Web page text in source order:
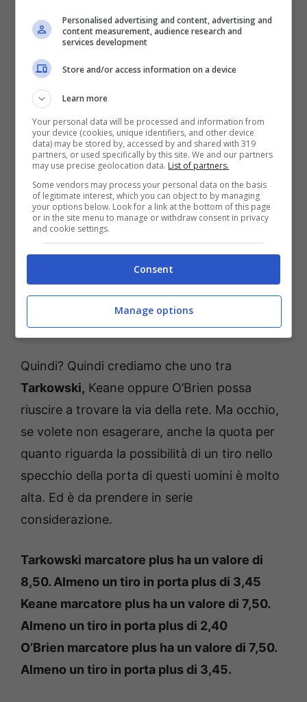
Con un Everton che come detto prima parte
con tutti i favori del pronostico, e con un
West Ham che nel corso di questa stagione
ha già preso sette gol direttamente su palle
inattive, crediamo fortemente che uno dei
centrali dei padroni di casa possa riuscire a
rendersi pericoloso.
L’Everton (3,17) è dietro solo all’Arsenal (3,48)
per xGF su calci piazzati, ed è un altro dato
da tenere in considerazione. Se poi teniamo
conto che nelle Toffees ci sono dei giocatori
in grado di battere punizioni in maniera molto
precisa, e calci d’angolo allo stesso modo,
allora il quadro è completo.
Quindi? Quindi crediamo che uno tra
Tarkowski, Keane oppure O’Brien possa
riuscire a trovare la via della rete. Ma occhio,
se volete non esagerare, anche la quota per
quanto riguarda la possibilità di un tiro nello
specchio della porta di questi uomini è molto
alta. Ed è da prendere in serie
considerazione.
Tarkowski marcatore plus ha un valore di
8,50. Almeno un tiro in porta plus di 3,45
Keane marcatore plus ha un valore di 7,50.
Almeno un tiro in porta plus di 2,40
O’Brien marcatore plus ha un valore di 7,50.
Almeno un tiro in porta plus di 3,45.
Personalised advertising and content, advertising and
content measurement, audience research and
services development
Store and/or access information on a device
Learn more
Your personal data will be processed and information from
your device (cookies, unique identifiers, and other device
data) may be stored by, accessed by and shared with 319
partners, or used specifically by this site. We and our partners
may use precise geolocation data. List of partners.
Some vendors may process your personal data on the basis
of legitimate interest, which you can object to by managing
your options below. Look for a link at the bottom of this page
or in the site menu to manage or withdraw consent in privacy
and cookie settings.
Consent
Manage options